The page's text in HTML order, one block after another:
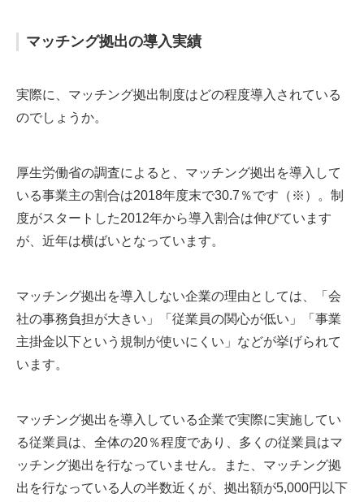
マッチング拠出の導入実績
実際に、マッチング拠出制度はどの程度導入されている
のでしょうか。
厚生労働省の調査によると、マッチング拠出を導入して
いる事業主の割合は2018年度末で30.7％です（※）。制
度がスタートした2012年から導入割合は伸びています
が、近年は横ばいとなっています。
マッチング拠出を導入しない企業の理由としては、「会
社の事務負担が大きい」「従業員の関心が低い」「事業
主掛金以下という規制が使いにくい」などが挙げられて
います。
マッチング拠出を導入している企業で実際に実施してい
る従業員は、全体の20％程度であり、多くの従業員はマ
ッチング拠出を行なっていません。また、マッチング拠
出を行なっている人の半数近くが、拠出額が5,000円以下